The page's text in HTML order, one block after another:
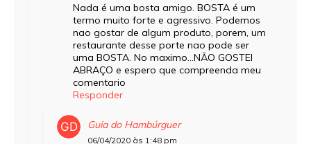
Nada é uma bosta amigo. BOSTA é um
termo muito forte e agressivo. Podemos
nao gostar de algum produto, porem, um
restaurante desse porte nao pode ser
uma BOSTA. No maximo…NÃO GOSTEI
ABRAÇO e espero que compreenda meu
comentario
Responder
Guia do Hambúrguer
06/04/2020 às 1:48 pm